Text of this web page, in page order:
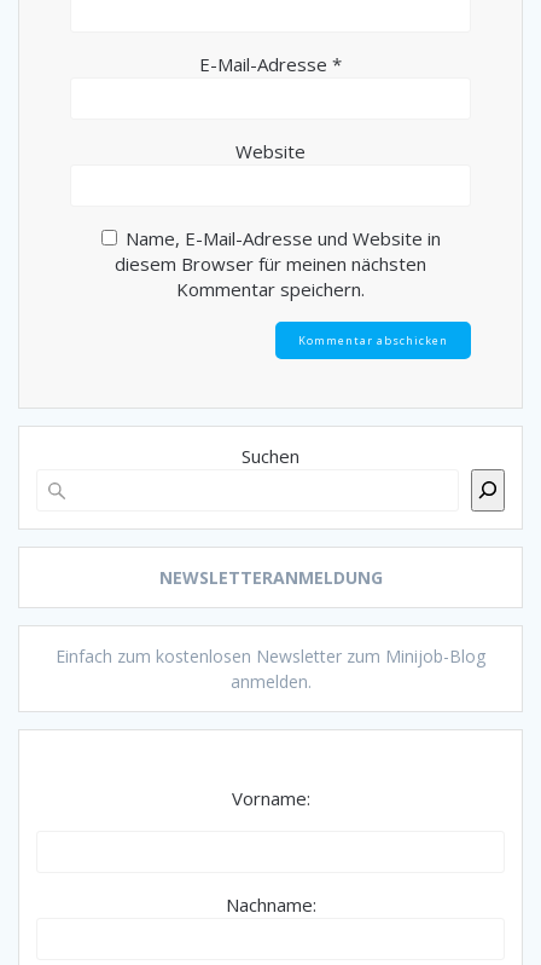
E-Mail-Adresse *
Website
Name, E-Mail-Adresse und Website in
diesem Browser für meinen nächsten
Kommentar speichern.
Suchen
NEWSLETTERANMELDUNG
Einfach zum kostenlosen Newsletter zum Minijob-Blog
anmelden.
Vorname:
Nachname: